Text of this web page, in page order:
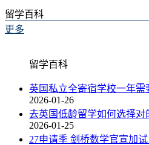
留学百科
更多
留学百科
英国私立全寄宿学校一年需
2026-01-26
去英国低龄留学如何选择对
2026-01-25
27申请季 剑桥数学官宣加试